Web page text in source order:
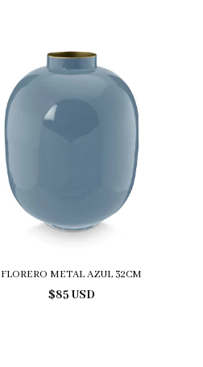
FLORERO METAL AZUL 32CM
$85 USD